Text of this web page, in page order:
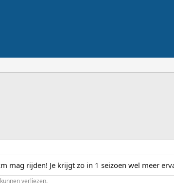
mag rijden! Je krijgt zo in 1 seizoen wel meer
verliezen.